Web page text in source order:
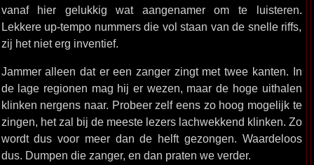
vanaf hier gelukkig wat aangenamer om te luisteren.
Lekkere up-tempo nummers die vol staan van de snelle riffs,
zij het niet erg inventief.
Jammer alleen dat er een zanger zingt met twee kanten. In
de lage regionen mag hij er wezen, maar de hoge uithalen
klinken nergens naar. Probeer zelf eens zo hoog mogelijk te
zingen, het zal bij de meeste lezers lachwekkend klinken. Zo
wordt dus voor meer dan de helft gezongen. Waardeloos
dus. Dumpen die zanger, en dan praten we verder.